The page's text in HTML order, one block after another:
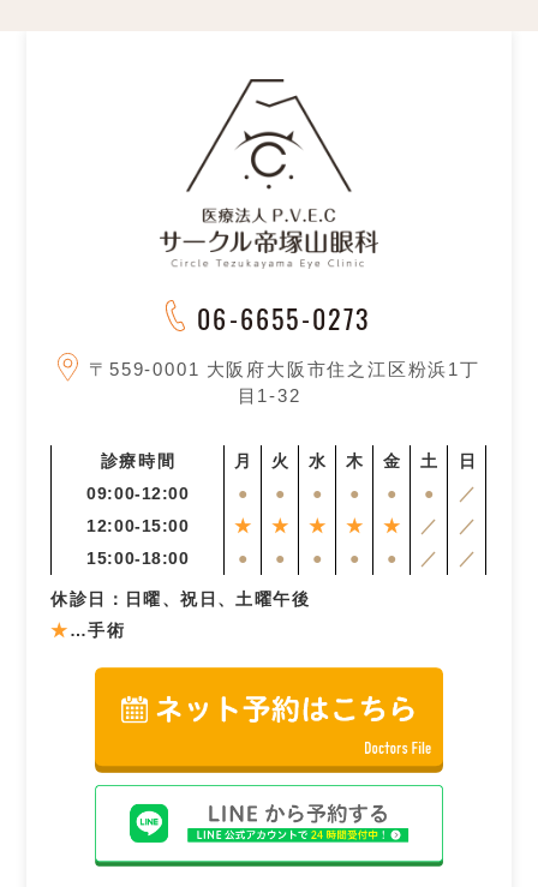
06-6655-0273
〒559-0001 大阪府大阪市住之江区粉浜1丁
目1-32
診療時間 月 火 水 木 金 土
日
09:00-12:00
● ● ● ● ● ●
／
12:00-15:00
★ ★ ★ ★ ★ ／
／
15:00-18:00
● ● ● ● ● ／ ／
休診日：日曜、祝日、土曜午後
★…手術